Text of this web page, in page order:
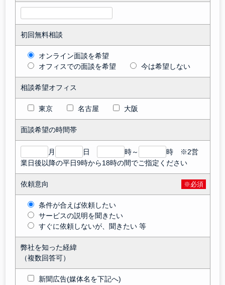
初回無料相談
オンライン面談を希望
オフィスでの面談を希望
今は希望しない
相談希望オフィス
東京 名古屋 大阪
面談希望の時間帯
月 日 時～
時 ※2営
業日後以降の平日9時から18時の間でご指定ください
依頼意向 ※必須
条件が合えば依頼したい
サービスの説明を聞きたい
すぐに依頼しないが、聞きたい 等
弊社を知った経緯
（複数回答可）
新聞広告(媒体名を下記へ)